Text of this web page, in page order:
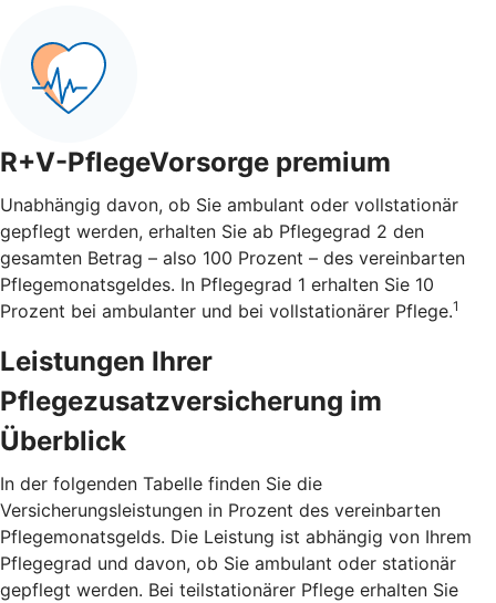
R+V-PflegeVorsorge premium
Unabhängig davon, ob Sie ambulant oder vollstationär
gepflegt werden, erhalten Sie ab Pflegegrad 2 den
gesamten Betrag – also 100 Prozent – des vereinbarten
Pflegemonatsgeldes. In Pflegegrad 1 erhalten Sie 10
Prozent bei ambulanter und bei vollstationärer Pflege.1
Leistungen Ihrer
Pflegezusatzversicherung im
Überblick
In der folgenden Tabelle finden Sie die
Versicherungsleistungen in Prozent des vereinbarten
Pflegemonatsgelds. Die Leistung ist abhängig von Ihrem
Pflegegrad und davon, ob Sie ambulant oder stationär
gepflegt werden. Bei teilstationärer Pflege erhalten Sie